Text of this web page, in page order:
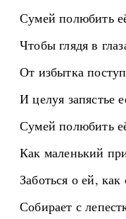
Сумей полюбить
Чтобы глядя в
От избытка
И целуя запястье
Сумей полюбить
Как маленький
Заботься о ей, как
Собирает с